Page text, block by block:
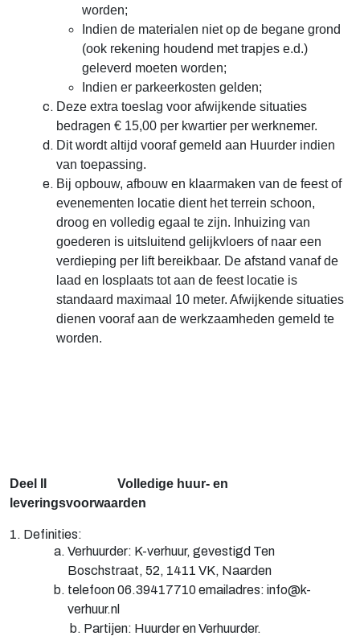
worden;
Indien de materialen niet op de begane grond
(ook rekening houdend met trapjes e.d.)
geleverd moeten worden;
Indien er parkeerkosten gelden;
Deze extra toeslag voor afwijkende situaties
bedragen € 15,00 per kwartier per werknemer.
Dit wordt altijd vooraf gemeld aan Huurder indien
van toepassing.
Bij opbouw, afbouw en klaarmaken van de feest of
evenementen locatie dient het terrein schoon,
droog en volledig egaal te zijn. Inhuizing van
goederen is uitsluitend gelijkvloers of naar een
verdieping per lift bereikbaar. De afstand vanaf de
laad en losplaats tot aan de feest locatie is
standaard maximaal 10 meter. Afwijkende situaties
dienen vooraf aan de werkzaamheden gemeld te
worden.
Deel II Volledige huur- en
leveringsvoorwaarden
1. Definities:
Verhuurder: K-verhuur, gevestigd Ten
Boschstraat, 52, 1411 VK, Naarden
telefoon 06.39417710 emailadres: info@k-
verhuur.nl
b. Partijen: Huurder en Verhuurder.